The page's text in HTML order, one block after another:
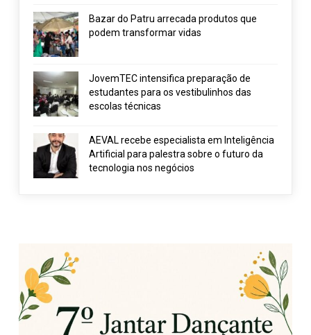
Bazar do Patru arrecada produtos que
podem transformar vidas
JovemTEC intensifica preparação de
estudantes para os vestibulinhos das
escolas técnicas
AEVAL recebe especialista em Inteligência
Artificial para palestra sobre o futuro da
tecnologia nos negócios